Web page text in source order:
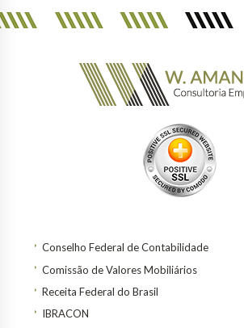
Conselho Federal de Contabilidade
Comissão de Valores Mobiliários
Receita Federal do Brasil
IBRACON